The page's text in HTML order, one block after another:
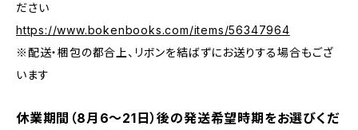
ださい
https://www.bokenbooks.com/items/56347964
※配送・梱包の都合上、リボンを結ばずにお送りする場合もござ
います
休業期間（8月6〜21日）後の発送希望時期をお選びくだ